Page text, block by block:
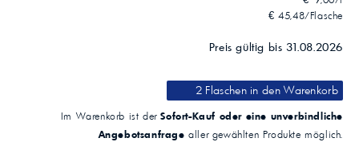
€ 45,48/Flasche
Preis gültig bis 31.08.2026
2 Flaschenin den Warenkorb
Im Warenkorb ist derSofort-Kauf oder eine unverbindliche
Angebotsanfrage aller gewählten Produkte möglich.